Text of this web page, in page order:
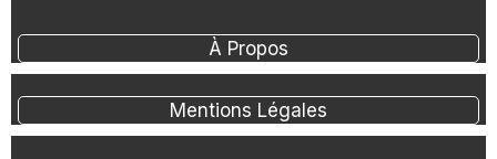
À Propos
Mentions Légales